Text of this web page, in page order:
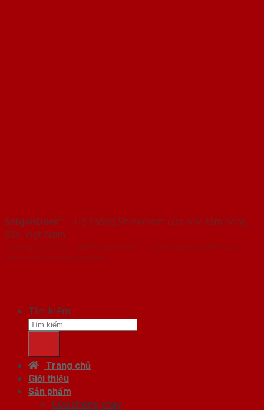
SaigonDoor™ - Hệ thống Showroom cửa nhà tắm hàng
đầu Việt Nam
Copyright ⓒ 2016 – 2026 SaigonDoor™ - www.baogiacuanhom.com |
Đơn vị chủ quản SaigonDoor
Tìm kiếm:
Trang chủ
Giới thiệu
Sản phẩm
Cửa chống cháy